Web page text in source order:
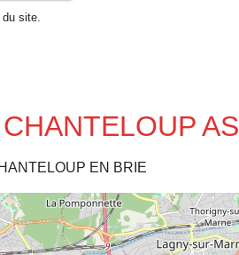
site.
AS
EN BRIE